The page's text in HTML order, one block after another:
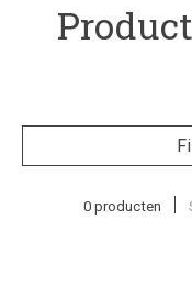
0 producten